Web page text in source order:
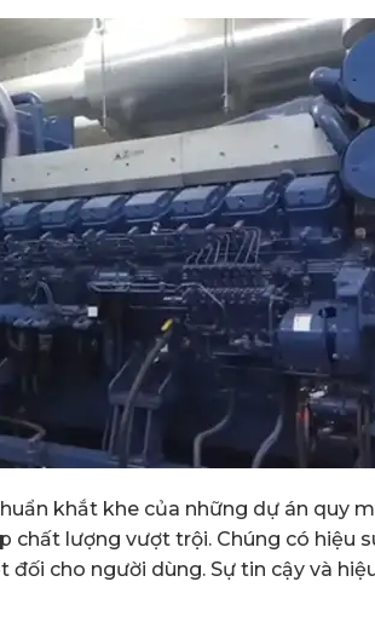
khắt khe của những dự án quy
chất lượng vượt trội. Chúng có hiệu
cho người dùng. Sự tin cậy và